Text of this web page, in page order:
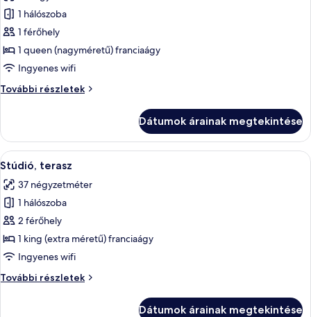
összes
képének
megtekintése:
Standard
szoba
1 hálószoba
1 férőhely
1 queen (nagyméretű) franciaágy
Ingyenes wifi
További részletek
Standard
részletei
Dátumok árainak megtekintése
A
következő
szoba
összes
képének
megtekintése:
Stúdió,
Egy gondosan megterített ágy fehér
16
Stúdió, terasz
37 négyzetméter
1 hálószoba
2 férőhely
1 king (extra méretű) franciaágy
Ingyenes wifi
További részletek
Stúdió,
Dátumok árainak megtekintése